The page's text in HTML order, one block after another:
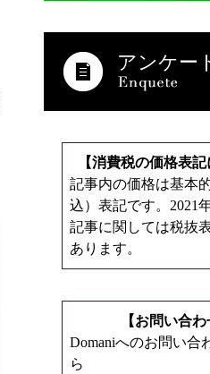
アンケー
【消費税の価格表記
記事内の価格は基本
込）表記です。2021
記事に関しては税抜
あります。
【お問い合わ
Domaniへのお問い合
ら